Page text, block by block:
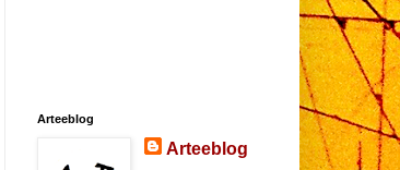
Arteeblog
Arteeblog